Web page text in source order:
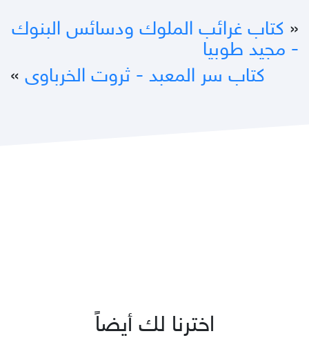
« كتاب غرائب الملوك ودسائس البنوك
- مجيد طوبيا
كتاب سر المعبد - ثروت الخرباوى »
اخترنا لك أيضاً